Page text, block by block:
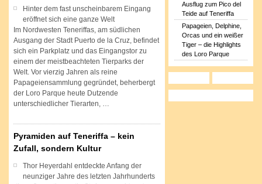
Hinter dem fast unscheinbarem Eingang
eröffnet sich eine ganze Welt
Im Nordwesten Teneriffas, am südlichen
Ausgang der Stadt Puerto de la Cruz, befindet
sich ein Parkplatz und das Eingangstor zu
einem der meistbeachteten Tierparks der
Welt. Vor vierzig Jahren als reine
Papageiensammlung gegründet, beherbergt
der Loro Parque heute Dutzende
unterschiedlicher Tierarten, …
Pyramiden auf Teneriffa – kein
Zufall, sondern Kultur
Thor Heyerdahl entdeckte Anfang der
neunziger Jahre des letzten Jahrhunderts
Ausflug zum Pico del
Teide auf Teneriffa
Papageien, Delphine,
Orcas und ein weißer
Tiger – die Highlights
des Loro Parque